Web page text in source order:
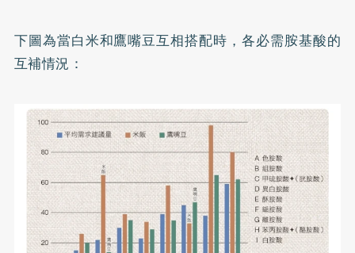
下圖為當白米和鷹嘴豆互相搭配時，各必需胺基酸的
互補情況：